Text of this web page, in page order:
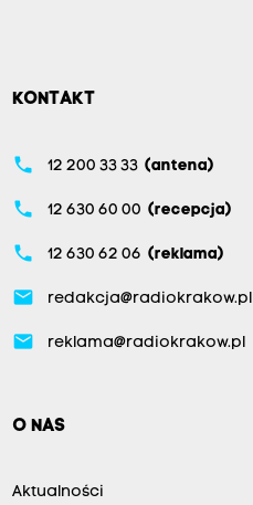
KONTAKT
phone 12 200 33 33 (antena)
phone 12 630 60 00 (recepcja)
phone 12 630 62 06 (reklama)
email redakcja@radiokrakow.pl
email reklama@radiokrakow.pl
O NAS
Aktualności